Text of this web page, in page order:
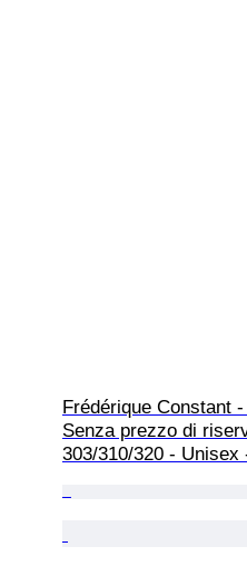
Frédérique Constant
Senza prezzo di
303/310/320 - Unisex